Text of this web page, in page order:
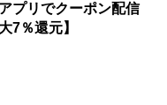
プリでクーポン配信
7％還元】